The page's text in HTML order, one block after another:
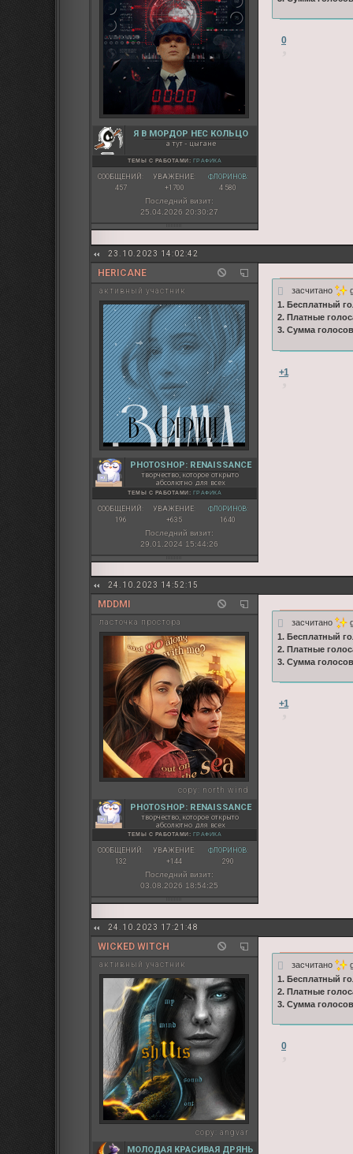
Я В МОРДОР НЕС КОЛЬЦО
а тут - цыгане
ТЕМЫ С РАБОТАМИ: ГРАФИКА
СООБЩЕНИЙ:
457
УВАЖЕНИЕ:
+1700
ФЛОРИНОВ:
4 580
Последний визит:
25.04.2026 20:30:27
0
23.10.2023 14:02:42
HERICANE
активный участник
PHOTOSHOP: RENAISSANCE
творчество, которое открыто
абсолютно для всех
ТЕМЫ С РАБОТАМИ: ГРАФИКА
СООБЩЕНИЙ:
196
УВАЖЕНИЕ:
+635
ФЛОРИНОВ:
1640
Последний визит:
29.01.2024 15:44:26
засчитано
1. Бесплатный
2. Платные
3. Сумма
+1
24.10.2023 14:52:15
MDDMI
ласточка простора
copy: north wind
PHOTOSHOP: RENAISSANCE
творчество, которое открыто
абсолютно для всех
ТЕМЫ С РАБОТАМИ: ГРАФИКА
СООБЩЕНИЙ:
132
УВАЖЕНИЕ:
+144
ФЛОРИНОВ:
290
Последний визит:
03.08.2026 18:54:25
засчитано
1. Бесплатный
2. Платные
3. Сумма
+1
24.10.2023 17:21:48
WICKED WITCH
активный участник
copy: angvar
МОЛОДАЯ КРАСИВАЯ ДРЯНЬ
засчитано
1. Бесплатный
2. Платные
3. Сумма
0